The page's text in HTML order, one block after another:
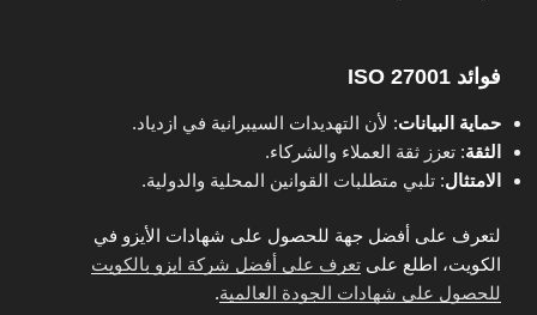
فوائد ISO 27001
حماية البيانات: لأن التهديدات السيبرانية في ازدياد.
الثقة: تعزز ثقة العملاء والشركاء.
الامتثال: تلبي متطلبات القوانين المحلية والدولية.
لتعرف على أفضل جهة للحصول على شهادات الأيزو في
الكويت، اطلع على تعرف على أفضل شركة ايزو بالكويت
للحصول على شهادات الجودة العالمية.